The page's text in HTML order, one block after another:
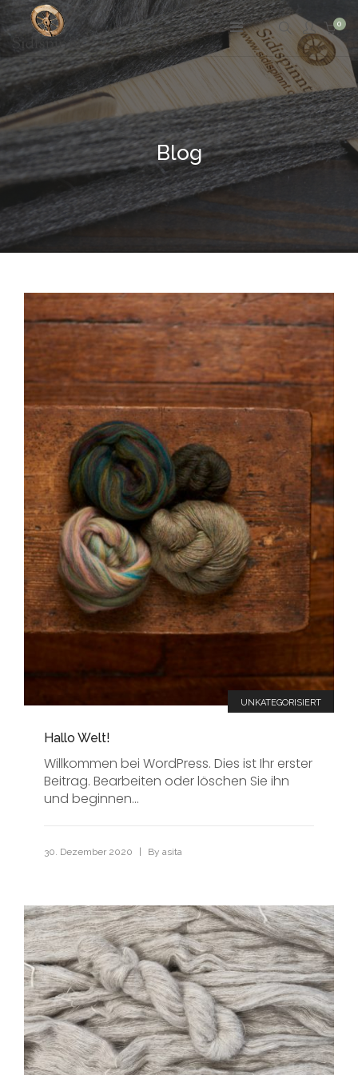
0
Blog
UNKATEGORISIERT
Hallo Welt!
Willkommen bei WordPress. Dies ist Ihr erster
Beitrag. Bearbeiten oder löschen Sie ihn
und beginnen...
30. Dezember 2020 By asita